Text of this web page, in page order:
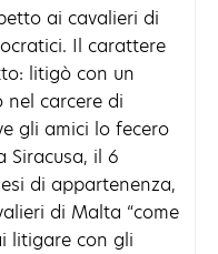
ai cavalieri di
Il carattere
litigò con un
nel carcere di
gli amici lo fecero
Siracusa, il 6
di appartenenza,
di Malta “come
litigare con gli